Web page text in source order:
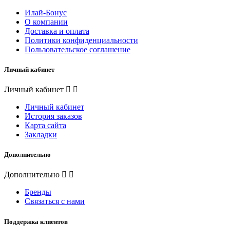
Илай-Бонус
О компании
Доставка и оплата
Политики конфиденциальности
Пользовательское соглашение
Личный кабинет
Личный кабинет
Личный кабинет
История заказов
Карта сайта
Закладки
Дополнительно
Дополнительно
Бренды
Связаться с нами
Поддержка клиентов